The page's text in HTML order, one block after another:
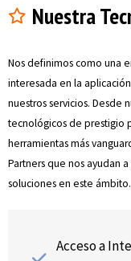
Nuestra
Nos definimos como una
interesada en la
nuestros servicios. Desde
tecnológicos de prestigio
herramientas más
Partners que nos ayudan
soluciones en este ámbito.
Acceso a